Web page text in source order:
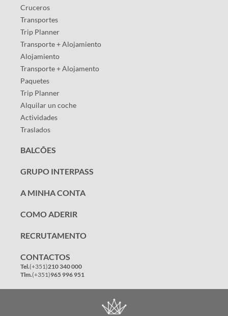
Cruceros
Transportes
Trip Planner
Transporte + Alojamiento
Alojamiento
Transporte + Alojamento
Paquetes
Trip Planner
Alquilar un coche
Actividades
Traslados
BALCÕES
GRUPO INTERPASS
A MINHA CONTA
COMO ADERIR
RECRUTAMENTO
CONTACTOS
Tel.(+351)210 340 000
Tlm.(+351)965 996 951